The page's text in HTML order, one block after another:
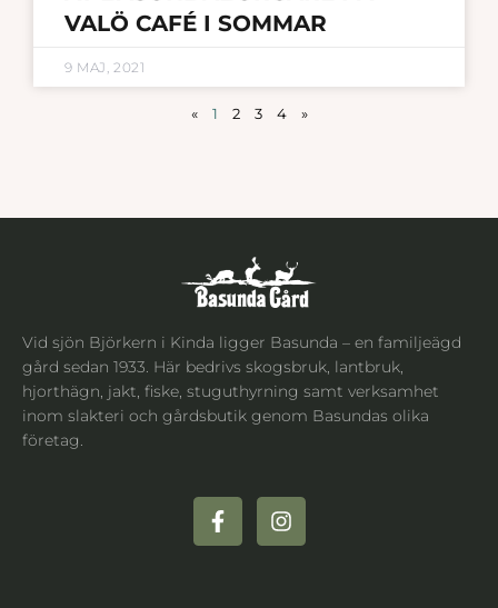
VALÖ CAFÉ I SOMMAR
9 MAJ, 2021
« 1 2 3 4 »
Vid sjön Björkern i Kinda ligger Basunda – en familjeägd
gård sedan 1933. Här bedrivs skogsbruk, lantbruk,
hjorthägn, jakt, fiske, stuguthyrning samt verksamhet
inom slakteri och gårdsbutik genom Basundas olika
företag.